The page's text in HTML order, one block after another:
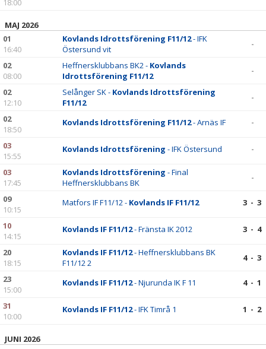
18:00
MAJ 2026
01
16:40
Kovlands Idrottsförening F11/12- IFK
Östersund vit
-
02
08:00
Heffnersklubbans BK2 - Kovlands
Idrottsförening F11/12
-
02
12:10
Selånger SK - Kovlands Idrottsförening
F11/12
-
02
18:50
Kovlands Idrottsförening F11/12- Arnäs IF -
03
15:55
Kovlands Idrottsförening - IFK Östersund -
03
17:45
Kovlands Idrottsförening - Final
Heffnersklubbans BK
-
09
10:15
Matfors IF F11/12 - Kovlands IF F11/12 3 - 3
10
14:15
Kovlands IF F11/12- Fränsta IK 2012 3 - 4
20
18:15
Kovlands IF F11/12- Heffnersklubbans BK
F11/12 2
4 - 3
23
15:00
Kovlands IF F11/12- Njurunda IK F 11 4 - 1
31
10:00
Kovlands IF F11/12- IFK Timrå 1 1 - 2
JUNI 2026